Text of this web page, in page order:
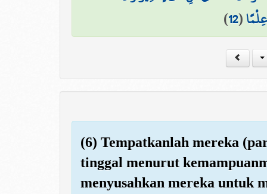
(
12
)
(6) Tempatkanlah mereka
tinggal menurut
menyusahkan mereka untuk